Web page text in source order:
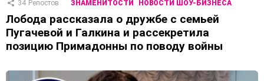
34 Репостов ЗНАМЕНИТОСТИ НОВОСТИ ШОУ-БИЗНЕСА
Лобода рассказала о дружбе с семьей
Пугачевой и Галкина и рассекретила
позицию Примадонны по поводу войны